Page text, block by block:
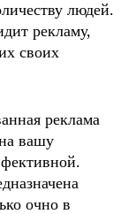
людей.
рекламу,
своих
реклама
вашу
очно в